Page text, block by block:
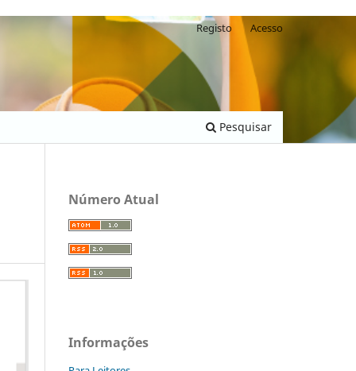
Pesquisar
Registo Acesso
Número Atual
Informações